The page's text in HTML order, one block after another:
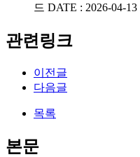
드 DATE : 2026-04-13
관련링크
이전글
다음글
목록
본문